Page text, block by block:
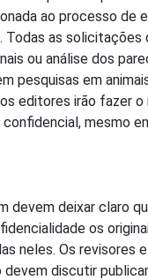
ao processo de
Todas as solicitações
ou análise dos
pesquisas em
editores irão fazer o
mesmo
devem deixar claro
os
neles. Os revisores
devem discutir